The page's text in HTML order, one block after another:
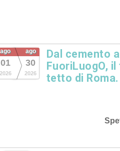
ago
01
2026
ago
30
2026
Dal cemento
FuoriLuogO,
tetto di Roma.